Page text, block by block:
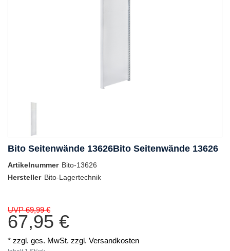
Bito Seitenwände 13626Bito Seitenwände 13626
Artikelnummer Bito-13626
Hersteller Bito-Lagertechnik
UVP 69,99 €
67,95 €
* zzgl. ges. MwSt. zzgl. Versandkosten